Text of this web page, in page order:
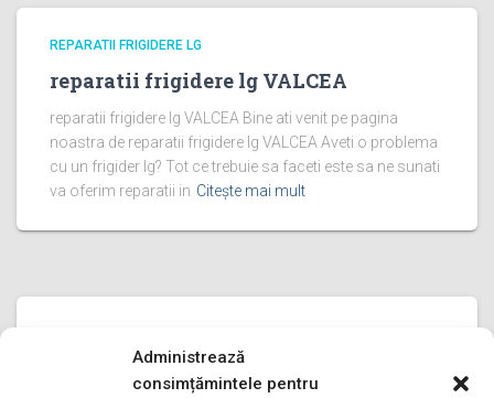
Administrează
consimțămintele pentru
REPARATII FRIGIDERE LG
reparatii frigidere lg VALCEA
reparatii frigidere lg VALCEA Bine ati venit pe pagina
noastra de reparatii frigidere lg VALCEA Aveti o problema
cu un frigider lg? Tot ce trebuie sa faceti este sa ne sunati
va oferim reparatii in Citește mai mult
reparatii frigidere lg PRAHOVA